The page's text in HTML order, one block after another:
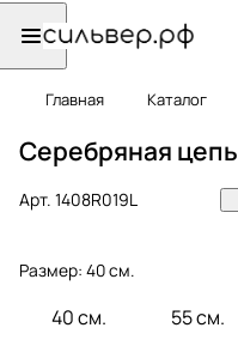
Главная Каталог
Серебряная цепь
Арт. 1408R019L
Размер: 40 см.
40 см. 55 см.